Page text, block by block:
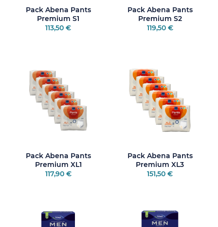
Pack Abena Pants
Premium S1
113,50 €
Pack Abena Pants
Premium S2
119,50 €
Pack Abena Pants
Premium XL1
117,90 €
Pack Abena Pants
Premium XL3
151,50 €